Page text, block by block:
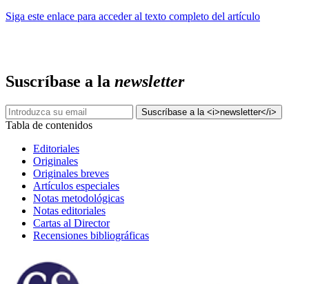
Siga este enlace para acceder al texto completo del artículo
Suscríbase a la newsletter
Tabla de contenidos
Editoriales
Originales
Originales breves
Artículos especiales
Notas metodológicas
Notas editoriales
Cartas al Director
Recensiones bibliográficas